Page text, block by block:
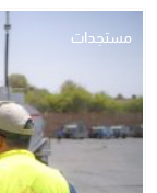
مستجدات